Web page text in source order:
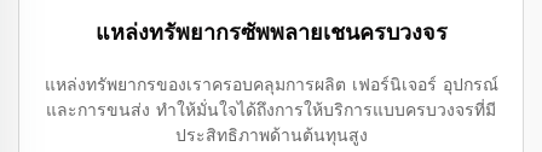
แหล่งทรัพยากรซัพพลายเชนครบวงจร
แหล่งทรัพยากรของเราครอบคลุมการผลิต เฟอร์นิเจอร์ อุปกรณ์
และการขนส่ง ทำให้มั่นใจได้ถึงการให้บริการแบบครบวงจรที่มี
ประสิทธิภาพด้านต้นทุนสูง